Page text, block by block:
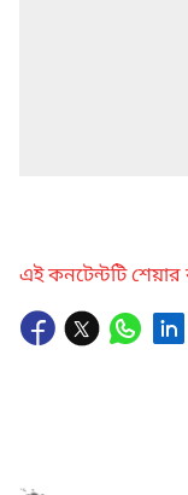
এই কনটেন্টটি